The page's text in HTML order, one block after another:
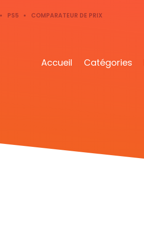
PS5 COMPARATEUR DE PRIX
Accueil Catégories